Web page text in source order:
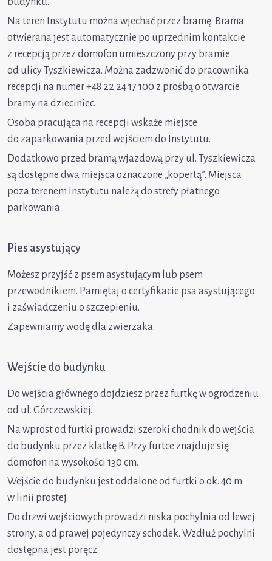
Na teren Instytutu można wjechać przez bramę. Brama
otwierana jest automatycznie po uprzednim kontakcie
z recepcją przez domofon umieszczony przy bramie
od ulicy Tyszkiewicza. Można zadzwonić do pracownika
recepcji na numer +48 22 24 17 100 z prośbą o otwarcie
bramy na dzieciniec.
Osoba pracująca na recepcji wskaże miejsce
do zaparkowania przed wejściem do Instytutu.
Dodatkowo przed bramą wjazdową przy ul. Tyszkiewicza
są dostępne dwa miejsca oznaczone „kopertą”. Miejsca
poza terenem Instytutu należą do strefy płatnego
parkowania.
Pies asystujący
Możesz przyjść z psem asystującym lub psem
przewodnikiem. Pamiętaj o certyfikacie psa asystującego
i zaświadczeniu o szczepieniu.
Zapewniamy wodę dla zwierzaka.
Wejście do budynku
Do wejścia głównego dojdziesz przez furtkę w ogrodzeniu
od ul. Górczewskiej.
Na wprost od furtki prowadzi szeroki chodnik do wejścia
do budynku przez klatkę B. Przy furtce znajduje się
domofon na wysokości 130 cm.
Wejście do budynku jest oddalone od furtki o ok. 40 m
w linii prostej.
Do drzwi wejściowych prowadzi niska pochylnia od lewej
strony, a od prawej pojedynczy schodek. Wzdłuż pochylni
dostępna jest poręcz.